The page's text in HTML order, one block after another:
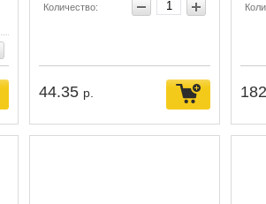
Количество:
44.35 р.